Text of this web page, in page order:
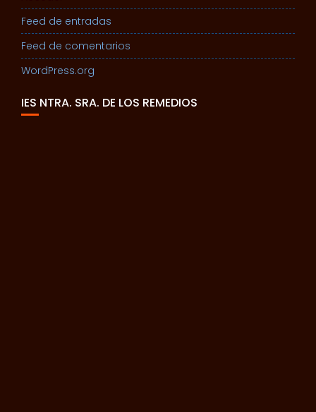
Feed de entradas
Feed de comentarios
WordPress.org
IES NTRA. SRA. DE LOS REMEDIOS